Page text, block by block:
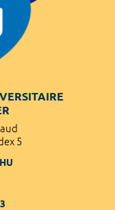
5